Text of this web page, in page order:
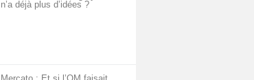
n’a déjà plus d’idées ?